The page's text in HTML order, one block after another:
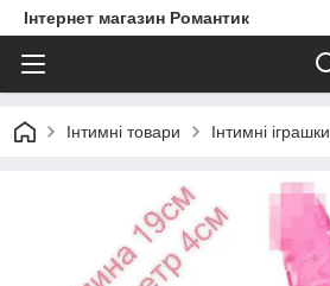
Інтернет магазин Романтик
Інтимні товари Інтимні іграшки